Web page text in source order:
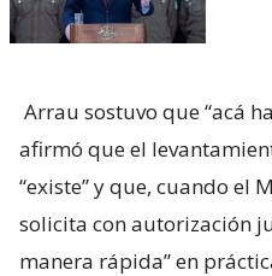
Arrau sostuvo que “acá
afirmó que el
“existe” y que, cuando el
solicita con autorización
manera rápida” en